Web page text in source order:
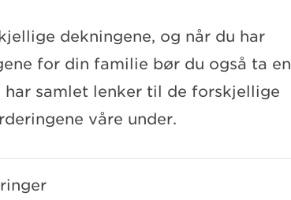
dekningene, og når du har
for din familie bør du også ta en
samlet lenker til de forskjellige
våre under.